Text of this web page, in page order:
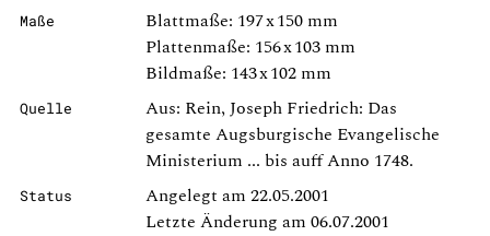
Maße
Blattmaße: 197 x 150 mm
Plattenmaße: 156 x 103 mm
Bildmaße: 143 x 102 mm
Quelle
Aus: Rein, Joseph Friedrich: Das
gesamte Augsburgische Evangelische
Ministerium ... bis auff Anno 1748.
Status
Angelegt am 22.05.2001
Letzte Änderung am 06.07.2001